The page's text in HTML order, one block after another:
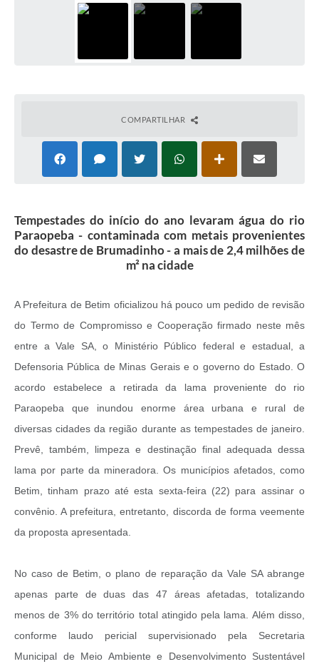
COMPARTILHAR
Tempestades do início do ano levaram água do rio
Paraopeba - contaminada com metais provenientes
do desastre de Brumadinho - a mais de 2,4 milhões de
m² na cidade
A Prefeitura de Betim oficializou há pouco um pedido de revisão
do Termo de Compromisso e Cooperação firmado neste mês
entre a Vale SA, o Ministério Público federal e estadual, a
Defensoria Pública de Minas Gerais e o governo do Estado. O
acordo estabelece a retirada da lama proveniente do rio
Paraopeba que inundou enorme área urbana e rural de
diversas cidades da região durante as tempestades de janeiro.
Prevê, também, limpeza e destinação final adequada dessa
lama por parte da mineradora. Os municípios afetados, como
Betim, tinham prazo até esta sexta-feira (22) para assinar o
convênio. A prefeitura, entretanto, discorda de forma veemente
da proposta apresentada.
No caso de Betim, o plano de reparação da Vale SA abrange
apenas parte de duas das 47 áreas afetadas, totalizando
menos de 3% do território total atingido pela lama. Além disso,
conforme laudo pericial supervisionado pela Secretaria
Municipal de Meio Ambiente e Desenvolvimento Sustentável